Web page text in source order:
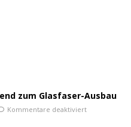
zum Glasfaser-Ausbau
Kommentare deaktiviert